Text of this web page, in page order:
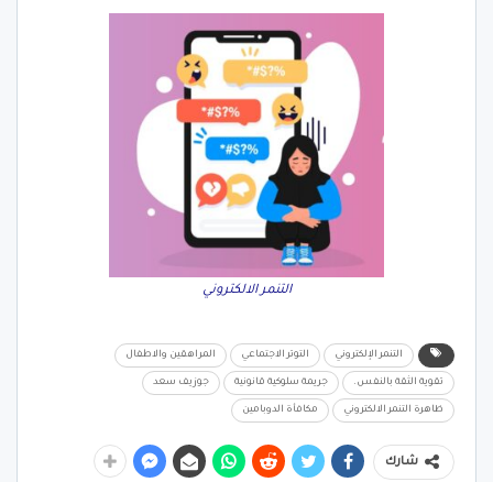
التنمر الالكتروني
التنمر الإلكتروني التوتر الاجتماعي المراهقين والاطفال
تقوية الثقة بالنفس. جريمة سلوكية قانونية جوزيف سعد
ظاهرة التنمر الالكتروني مكافأة الدوبامين
شارك